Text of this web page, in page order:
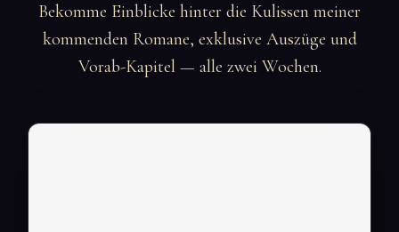
Bekomme Einblicke hinter die Kulissen meiner
kommenden Romane, exklusive Auszüge und
Vorab-Kapitel — alle zwei Wochen.